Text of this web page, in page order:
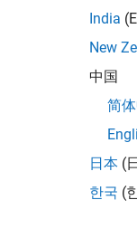
(rapidly-
paths
information?
India
New
中国
简
日本 (
한국 (